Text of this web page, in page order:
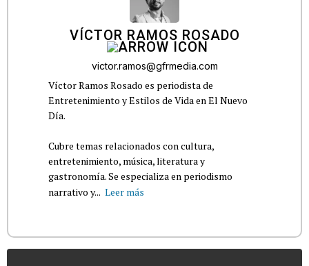
VÍCTOR RAMOS ROSADO
victor.ramos@gfrmedia.com
Víctor Ramos Rosado es periodista de
Entretenimiento y Estilos de Vida en El Nuevo
Día.
Cubre temas relacionados con cultura,
entretenimiento, música, literatura y
gastronomía. Se especializa en periodismo
narrativo y... Leer más